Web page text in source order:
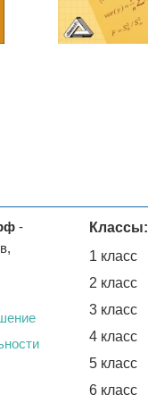
-
Классы:
1 класс
2 класс
3 класс
4 класс
5 класс
6 класс